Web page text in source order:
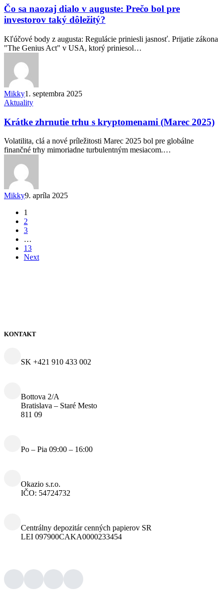
naozaj
dialo
v
auguste:
Prečo
bol
investorov
taký
dôležitý?
Čo sa naozaj dialo v auguste: Prečo bol pre
investorov taký dôležitý?
Kľúčové body z augusta: Regulácie priniesli jasnosť. Prijatie zákona
"The Genius Act" v USA, ktorý priniesol…
Mikky1. septembra 2025
Krátke
trhu
s
kryptomenami
(Marec
2025)
Aktuality
Krátke zhrnutie trhu s kryptomenami (Marec 2025)
Volatilita, clá a nové príležitosti Marec 2025 bol pre globálne
finančné trhy mimoriadne turbulentným mesiacom.…
Mikky9. apríla 2025
1
2
3
…
13
Next
KONTAKT
SK +421 910 433 002
Bottova 2/A
Bratislava – Staré Mesto
811 09
Po – Pia 09:00 – 16:00
Okazio s.r.o.
IČO: 54724732
Centrálny depozitár cenných papierov SR
LEI 097900CAKA0000233454